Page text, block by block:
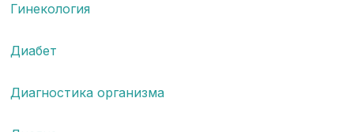
Гинекология
Диабет
Диагностика организма